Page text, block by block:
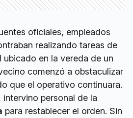
oficiales, empleados
realizando tareas de
ubicado en la vereda de un
comenzó a obstaculizar
que el operativo continuara.
personal de la
para restablecer el orden. Sin